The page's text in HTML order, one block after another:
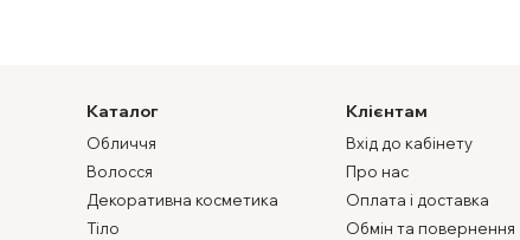
Каталог
Обличчя
Волосся
Декоративна косметика
Тіло
Клієнтам
Вхід до кабінету
Про нас
Оплата і доставка
Обмін та повернення